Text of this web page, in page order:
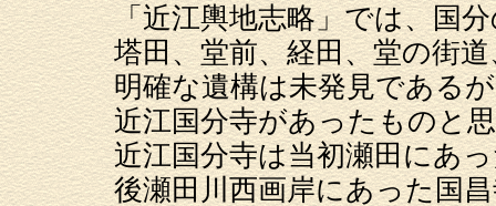
「近江輿地志略」では、国
塔田、堂前、経田、堂の街
明確な遺構は未発見である
近江国分寺があったものと
近江国分寺は当初瀬田にあ
後瀬田川西画岸にあった国